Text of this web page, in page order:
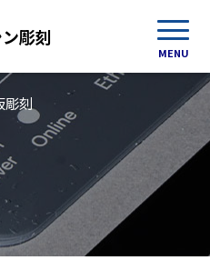
彫刻
MENU
彫刻